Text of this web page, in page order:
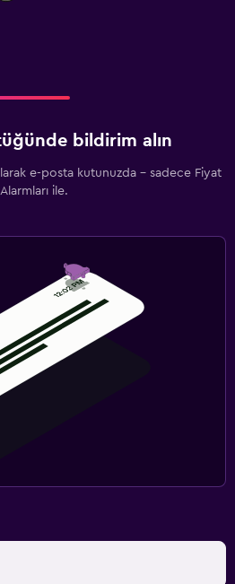
bildirim alın
e-posta kutunuzda - sadece Fiyat
Alarmları ile.